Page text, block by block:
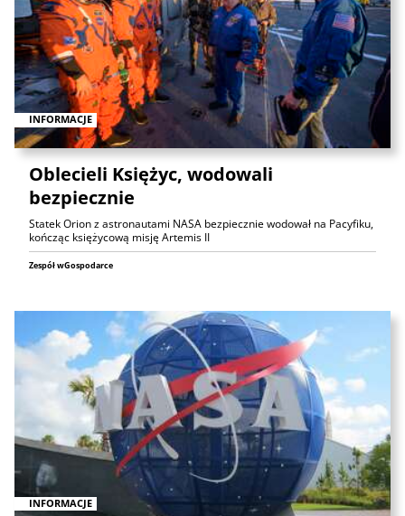
INFORMACJE
Oblecieli Księżyc, wodowali
bezpiecznie
Statek Orion z astronautami NASA bezpiecznie wodował na Pacyfiku,
kończąc księżycową misję Artemis II
Zespół wGospodarce
INFORMACJE